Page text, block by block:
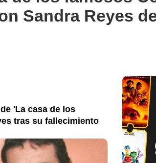
Sandra Reyes
'La casa de los
tras su fallecimiento